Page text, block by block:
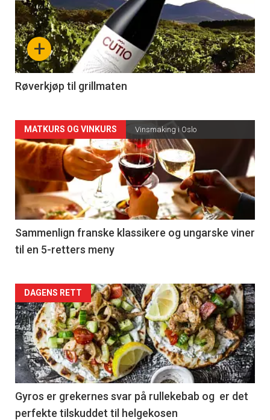
akkurat
nå
-
4
+
Røverkjøp til grillmaten
Forsiden
akkurat
nå
-
5
MATKURS OG VINKURS Vinsmaking i Oslo
Sammenlign franske klassikere og ungarske viner
til en 5-retters meny
Forsiden
akkurat
nå
-
6
DAGENS RETT
Gyros er grekernes svar på rullekebab og er det
perfekte tilskuddet til helgekosen